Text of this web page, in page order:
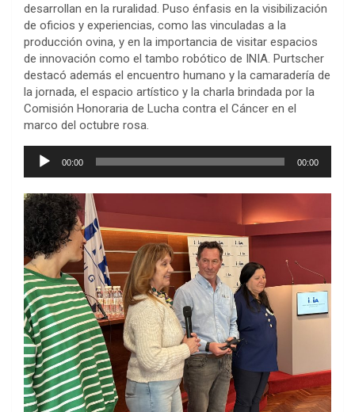
desarrollan en la ruralidad. Puso énfasis en la visibilización
de oficios y experiencias, como las vinculadas a la
producción ovina, y en la importancia de visitar espacios
de innovación como el tambo robótico de INIA. Purtscher
destacó además el encuentro humano y la camaradería de
la jornada, el espacio artístico y la charla brindada por la
Comisión Honoraria de Lucha contra el Cáncer en el
marco del octubre rosa.
Reproductor
00:00 00:00